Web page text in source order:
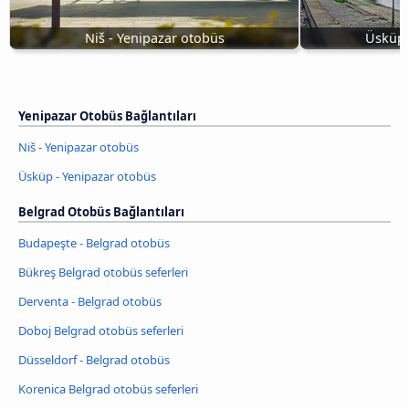
Niš - Yenipazar otobüs Üsküp
Yenipazar Otobüs Bağlantıları
Niš - Yenipazar otobüs
Üsküp - Yenipazar otobüs
Belgrad Otobüs Bağlantıları
Budapeşte - Belgrad otobüs
Bükreş Belgrad otobüs seferleri
Derventa - Belgrad otobüs
Doboj Belgrad otobüs seferleri
Düsseldorf - Belgrad otobüs
Korenica Belgrad otobüs seferleri